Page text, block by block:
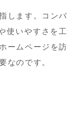
します。コンバ
使いやすさを工
ームページを訪
なのです。